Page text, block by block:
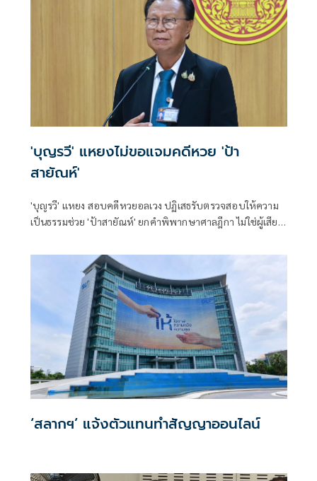
'บุญรวี' แหยงไม่ขอแจมคดีหวย 'ป้า
สายัณห์'
'บุญรวี' แหยง สอบคดีหวยอลเวง ปฏิเสธรับตรวจสอบให้ความ
เป็นธรรมช่วย 'ป้าสายัณห์' ยกคำพิพากษาศาลฎีกา ไม่ใช่ผู้เสีย
‘สลากฯ’ แจ้งตัวแทนทำสัญญาออนไลน์